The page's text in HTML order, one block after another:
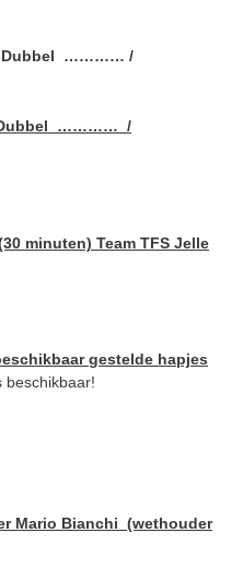
Dubbel ………… /
Dubbel ………… /
minuten) Team TFS Jelle
gestelde hapjes
beschikbaar!
Mario Bianchi (wethouder